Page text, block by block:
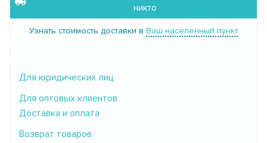
никто
Узнать стоимость доставки в Ваш населенный пункт
Для юридических лиц
Для оптовых клиентов
Доставка и оплата
Возврат товаров